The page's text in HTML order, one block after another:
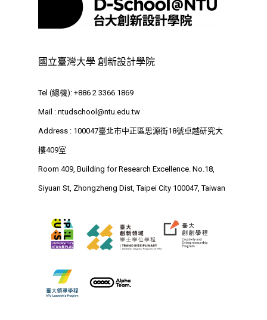
國立臺灣大學 創新設計學院
Tel (總機): +886 2 3366 1869
Mail : ntudschool@ntu.edu.tw
Address : 100047臺北市中正區思源街18號卓越研究大
樓409室
Room 409, Building for Research Excellence. No.18,
Siyuan St, Zhongzheng Dist, Taipei City 100047, Taiwan
Siyuan St, Zhongzheng
Taipei City 100047,